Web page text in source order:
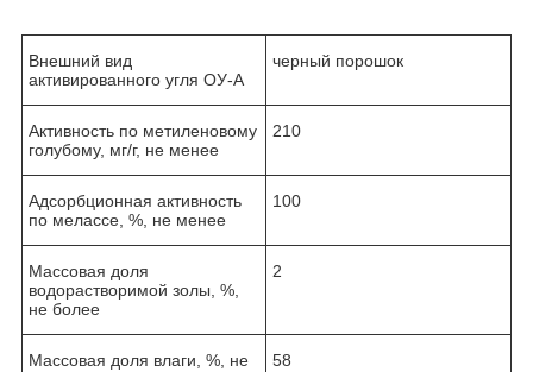
Внешний вид
активированного угля ОУ-А
черный порошок
Активность по метиленовому
голубому, мг/г, не менее
210
Адсорбционная активность
по мелассе, %, не менее
100
Массовая доля
водорастворимой золы, %,
не более
2
Массовая доля влаги, %, не
58